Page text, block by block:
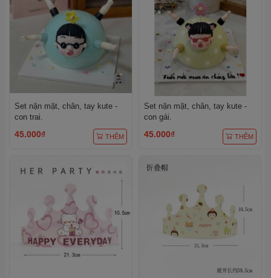
Set nặn mặt, chân, tay kute -
con trai.
45.000₫ THÊM
Set nặn mặt, chân, tay kute -
con gái.
45.000₫ THÊM